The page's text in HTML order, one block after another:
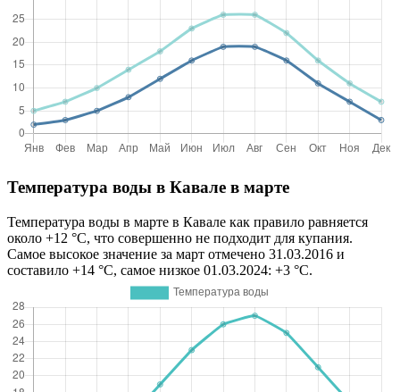
Температура воды в Кавале в марте
Температура воды в марте в Кавале как правило равняется
около +12 °C, что совершенно не подходит для купания.
Самое высокое значение за март отмечено 31.03.2016 и
составило +14 °C, самое низкое 01.03.2024: +3 °C.